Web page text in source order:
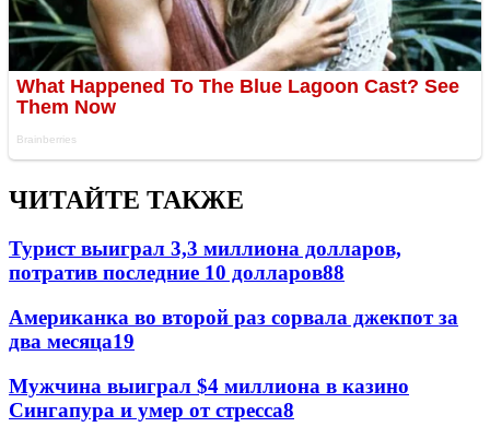
ЧИТАЙТЕ ТАКЖЕ
Турист выиграл 3,3 миллиона долларов,
потратив последние 10 долларов88
Американка во второй раз сорвала джекпот за
два месяца19
Мужчина выиграл $4 миллиона в казино
Сингапура и умер от стресса8